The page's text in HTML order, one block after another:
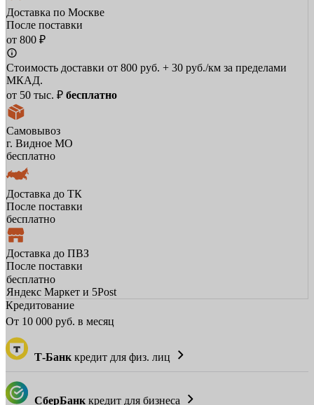
Доставка по Москве
После поставки
от 800 ₽
Стоимость доставки от 800 руб. + 30 руб./км за пределами
МКАД.
от 50 тыс. ₽ бесплатно
Самовывоз
г. Видное МО
бесплатно
Доставка до ТК
После поставки
бесплатно
Доставка до ПВЗ
После поставки
бесплатно
Яндекс Маркет и 5Post
Кредитование
От 10 000 руб. в месяц
Т-Банк кредит для физ. лиц
СберБанк кредит для бизнеса